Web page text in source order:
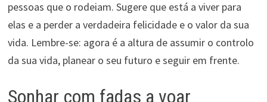
pessoas que o rodeiam. Sugere que está a viver para
elas e a perder a verdadeira felicidade e o valor da sua
vida. Lembre-se: agora é a altura de assumir o controlo
da sua vida, planear o seu futuro e seguir em frente.
Sonhar com fadas a voar